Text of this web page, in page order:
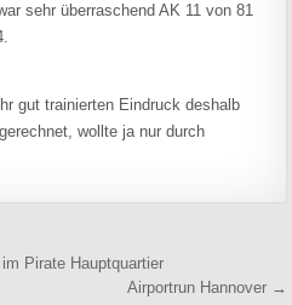
sehr überraschend AK 11 von 81
gut trainierten Eindruck deshalb
wollte ja nur durch
Pirate Hauptquartier
Airportrun Hannover →